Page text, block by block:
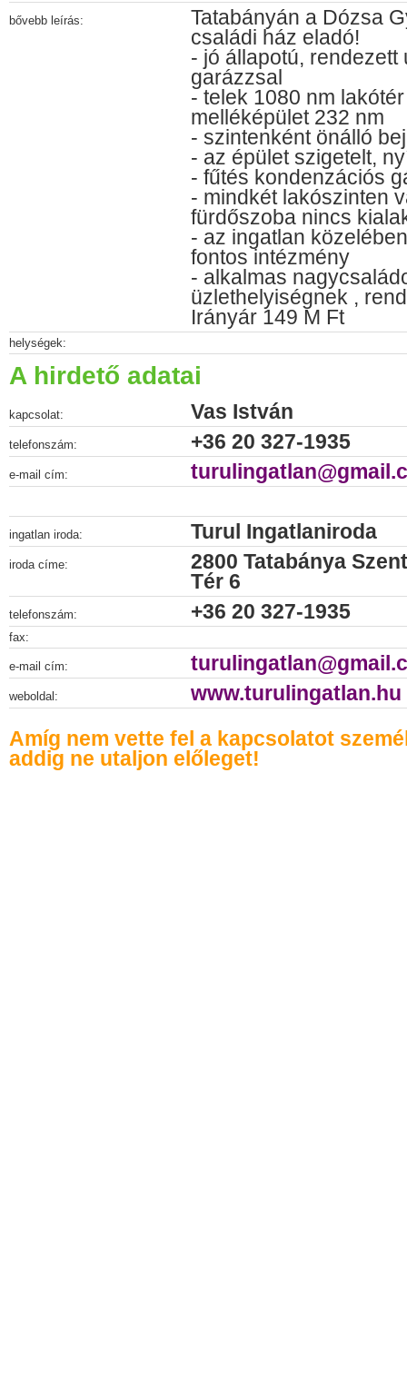
bővebb leírás:
Tatabányán a Dózsa
családi ház eladó!
- jó állapotú,
garázzsal
- telek 1080 nm
melléképület 232 nm
- szintenként önálló
- az épület szigetelt,
- fűtés kondenzációs
- mindkét lakószinten
fürdőszoba nincs
- az ingatlan
fontos intézmény
- alkalmas
üzlethelyiségnek ,
Irányár 149 M Ft
helységek:
A hirdető adatai
kapcsolat: Vas István
telefonszám: +36 20 327-1935
e-mail cím:
ingatlan iroda: Turul Ingatlaniroda
iroda címe:
2800 Tatabánya
Tér 6
telefonszám: +36 20 327-1935
fax:
e-mail cím:
weboldal:
www.turulingatlan.hu
Amíg nem vette fel a kapcsolatot
addig ne utaljon előleget!